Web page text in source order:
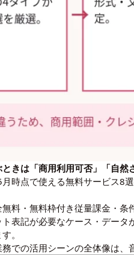
きは「商用利用可否」「自
時点で使える無料サービス8
無料・無料枠付き従量課金・
表記が必要なケース・デー
。
での活用シーンの全体像は、